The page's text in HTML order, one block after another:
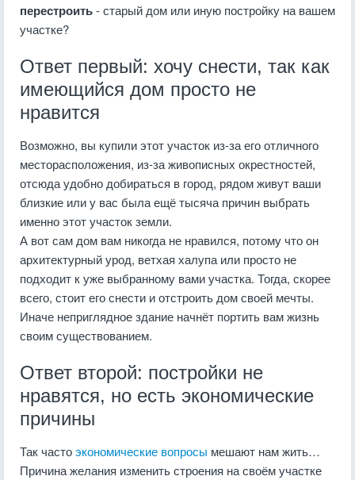
перестроить- старый дом или иную постройку на вашем
участке?
Ответ первый: хочу снести, так как
имеющийся дом просто не
нравится
Возможно, вы купили этот участок из-за его отличного
месторасположения, из-за живописных окрестностей,
отсюда удобно добираться в город, рядом живут ваши
близкие или у вас была ещё тысяча причин выбрать
именно этот участок земли.
А вот сам дом вам никогда не нравился, потому что он
архитектурный урод, ветхая халупа или просто не
подходит к уже выбранному вами участка. Тогда, скорее
всего, стоит его снести и отстроить дом своей мечты.
Иначе неприглядное здание начнёт портить вам жизнь
своим существованием.
Ответ второй: постройки не
нравятся, но есть экономические
причины
Так частоэкономические вопросы мешают нам жить…
Причина желания изменить строения на своём участке